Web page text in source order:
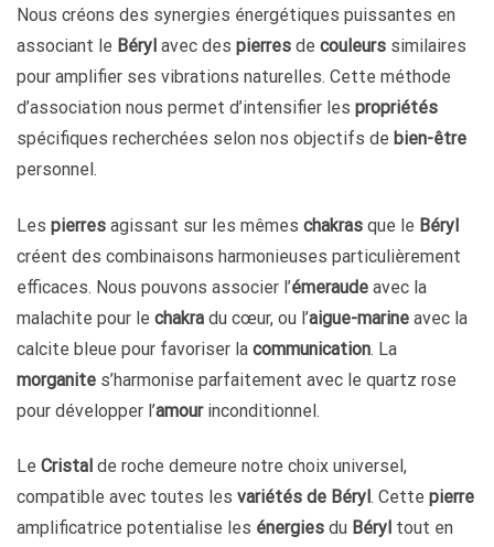
Nous créons des synergies énergétiques puissantes en
associant le Béryl avec des pierres de couleurs similaires
pour amplifier ses vibrations naturelles. Cette méthode
d’association nous permet d’intensifier les propriétés
spécifiques recherchées selon nos objectifs de bien-être
personnel.
Les pierres agissant sur les mêmes chakras que le Béryl
créent des combinaisons harmonieuses particulièrement
efficaces. Nous pouvons associer l’émeraude avec la
malachite pour le chakra du cœur, ou l’aigue-marine avec la
calcite bleue pour favoriser la communication. La
morganite s’harmonise parfaitement avec le quartz rose
pour développer l’amourinconditionnel.
Le Cristal de roche demeure notre choix universel,
compatible avec toutes les variétés de Béryl . Cette pierre
amplificatrice potentialise les énergies du Béryl tout en